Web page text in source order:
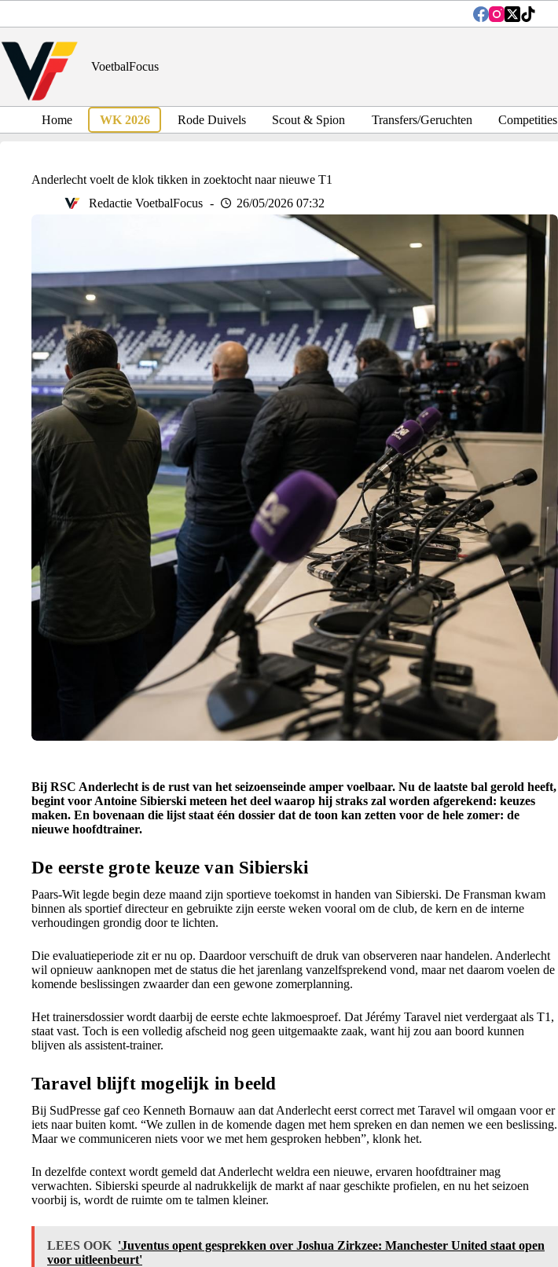
inhoud
VoetbalFocus
Home WK 2026 Rode Duivels Scout & Spion Transfers/Geruchten Competities
Anderlecht voelt de klok tikken in zoektocht naar nieuwe T1
Redactie VoetbalFocus
26/05/2026 07:32
Bij RSC Anderlecht is de rust van het seizoenseinde amper voelbaar. Nu de laatste bal gerold heeft,
begint voor Antoine Sibierski meteen het deel waarop hij straks zal worden afgerekend: keuzes
maken. En bovenaan die lijst staat één dossier dat de toon kan zetten voor de hele zomer: de
nieuwe hoofdtrainer.
De eerste grote keuze van Sibierski
Paars-Wit legde begin deze maand zijn sportieve toekomst in handen van Sibierski. De Fransman kwam
binnen als sportief directeur en gebruikte zijn eerste weken vooral om de club, de kern en de interne
verhoudingen grondig door te lichten.
Die evaluatieperiode zit er nu op. Daardoor verschuift de druk van observeren naar handelen. Anderlecht
wil opnieuw aanknopen met de status die het jarenlang vanzelfsprekend vond, maar net daarom voelen de
komende beslissingen zwaarder dan een gewone zomerplanning.
Het trainersdossier wordt daarbij de eerste echte lakmoesproef. Dat Jérémy Taravel niet verdergaat als T1,
staat vast. Toch is een volledig afscheid nog geen uitgemaakte zaak, want hij zou aan boord kunnen
blijven als assistent-trainer.
Taravel blijft mogelijk in beeld
Bij SudPresse gaf ceo Kenneth Bornauw aan dat Anderlecht eerst correct met Taravel wil omgaan voor er
iets naar buiten komt. “We zullen in de komende dagen met hem spreken en dan nemen we een beslissing.
Maar we communiceren niets voor we met hem gesproken hebben”, klonk het.
In dezelfde context wordt gemeld dat Anderlecht weldra een nieuwe, ervaren hoofdtrainer mag
verwachten. Sibierski speurde al nadrukkelijk de markt af naar geschikte profielen, en nu het seizoen
voorbij is, wordt de ruimte om te talmen kleiner.
LEES OOK 'Juventus opent gesprekken over Joshua Zirkzee: Manchester United staat open
voor uitleenbeurt'